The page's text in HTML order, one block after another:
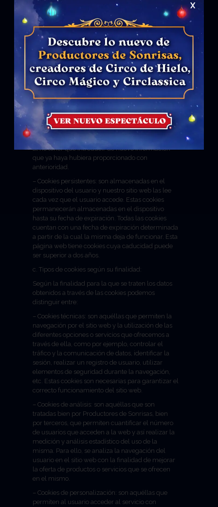
reproducir vídeos alojados en otra página web).
Los datos almacenados en esta otra página web
no serán accesibles para Productores de Sonrisas.
b. Tipos de cookies en función de su duración o
permanencia:
Según el plazo de tiempo que permanezcan
activadas en el equipo terminal podemos
distinguir:
– Cookies de sesión: son cookies temporales que
serán almacenadas en el navegador hasta que el
usuario abandone el sitio web. Este tipo de cookies
sirven, por ejemplo, para mantener un
seguimiento de los movimientos del usuario en el
sitio web, con el objetivo de facilitar su navegación
al no tener que introducir de nuevo información
que ya haya hubiera proporcionado con
anterioridad.
– Cookies persistentes: son almacenadas en el
dispositivo del usuario y nuestro sitio web las lee
cada vez que el usuario accede. Estas cookies
permanecerán almacenadas en el dispositivo
hasta su fecha de expiración. Todas las cookies
cuentan con una fecha de expiración determinada
a partir de la cual la misma deja de funcionar. Esta
página web tiene cookies cuya caducidad puede
ser superior a dos años.
c. Tipos de cookies según su finalidad:
Según la finalidad para la que se traten los datos
obtenidos a través de las cookies podemos
distinguir entre:
– Cookies técnicas: son aquéllas que permiten la
navegación por el sitio web y la utilización de las
diferentes opciones o servicios que ofrecemos a
través de ella, como por ejemplo, controlar el
tráfico y la comunicación de datos, identificar la
sesión, realizar un registro de usuario, utilizar
elementos de seguridad durante la navegación,
etc. Estas cookies son necesarias para garantizar el
correcto funcionamiento del sitio web.
– Cookies de análisis: son aquéllas que son
tratadas bien por Productores de Sonrisas, bien
por terceros, que permiten cuantificar el número
de usuarios que acceden a la web y así realizar la
medición y análisis estadístico del uso de la
misma. Para ello, se analiza la navegación del
usuario en el sitio web con la finalidad de mejorar
la oferta de productos o servicios que se ofrecen
en el mismo.
– Cookies de personalización: son aquéllas que
permiten al usuario acceder al servicio con
X